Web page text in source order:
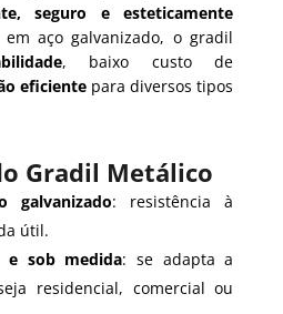
seguro e esteticamente
aço galvanizado, o gradil
, baixo custo de
eficiente para diversos tipos
Gradil Metálico
galvanizado: resistência à
útil.
e sob medida: se adapta a
residencial, comercial ou